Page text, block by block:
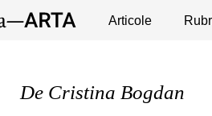
Articole
Evenimente Interviuri
De Cristina Bogdan